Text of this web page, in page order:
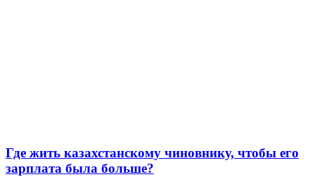
Где жить казахстанскому чиновнику, чтобы его
зарплата была больше?